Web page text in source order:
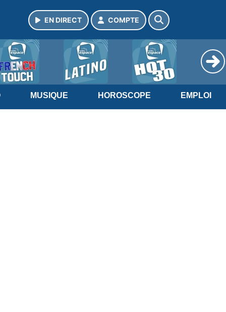
EN DIRECT COMPTE
MUSIQUE HOROSCOPE EMPLOI